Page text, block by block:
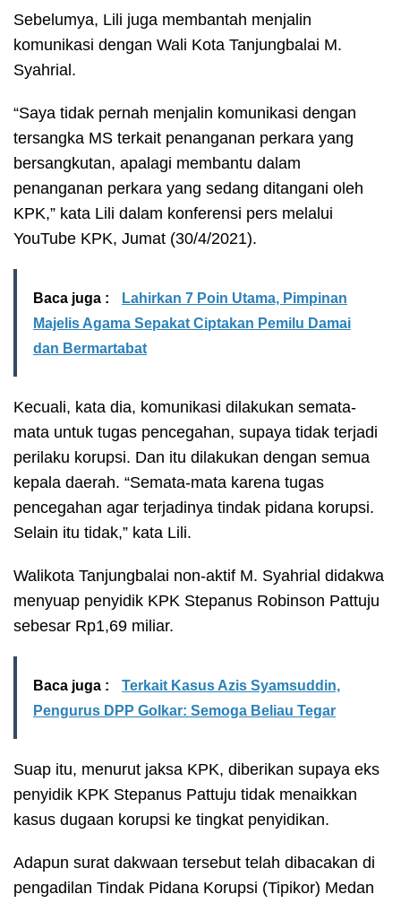
Sebelumya, Lili juga membantah menjalin
komunikasi dengan Wali Kota Tanjungbalai M.
Syahrial.
“Saya tidak pernah menjalin komunikasi dengan
tersangka MS terkait penanganan perkara yang
bersangkutan, apalagi membantu dalam
penanganan perkara yang sedang ditangani oleh
KPK,” kata Lili dalam konferensi pers melalui
YouTube KPK, Jumat (30/4/2021).
Baca juga :
Lahirkan 7 Poin Utama, Pimpinan
Majelis Agama Sepakat Ciptakan Pemilu Damai
dan Bermartabat
Kecuali, kata dia, komunikasi dilakukan semata-
mata untuk tugas pencegahan, supaya tidak terjadi
perilaku korupsi. Dan itu dilakukan dengan semua
kepala daerah. “Semata-mata karena tugas
pencegahan agar terjadinya tindak pidana korupsi.
Selain itu tidak,” kata Lili.
Walikota Tanjungbalai non-aktif M. Syahrial didakwa
menyuap penyidik KPK Stepanus Robinson Pattuju
sebesar Rp1,69 miliar.
Baca juga :
Terkait Kasus Azis Syamsuddin,
Pengurus DPP Golkar: Semoga Beliau Tegar
Suap itu, menurut jaksa KPK, diberikan supaya eks
penyidik KPK Stepanus Pattuju tidak menaikkan
kasus dugaan korupsi ke tingkat penyidikan.
Adapun surat dakwaan tersebut telah dibacakan di
pengadilan Tindak Pidana Korupsi (Tipikor) Medan